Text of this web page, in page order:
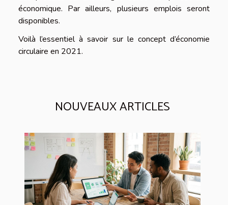
économique. Par ailleurs, plusieurs emplois seront
disponibles.
Voilà l’essentiel à savoir sur le concept d’économie
circulaire en 2021.
NOUVEAUX ARTICLES